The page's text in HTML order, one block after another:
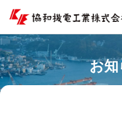
コ
ン
テ
ン
ツ
お知